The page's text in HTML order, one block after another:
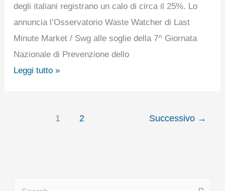
degli italiani registrano un calo di circa il 25%. Lo
annuncia l’Osservatorio Waste Watcher di Last
Minute Market / Swg alle soglie della 7^ Giornata
Nazionale di Prevenzione dello
mezzo,
invertendo
la
tendenza
spreco
Leggi tutto »
1 2 Successivo →